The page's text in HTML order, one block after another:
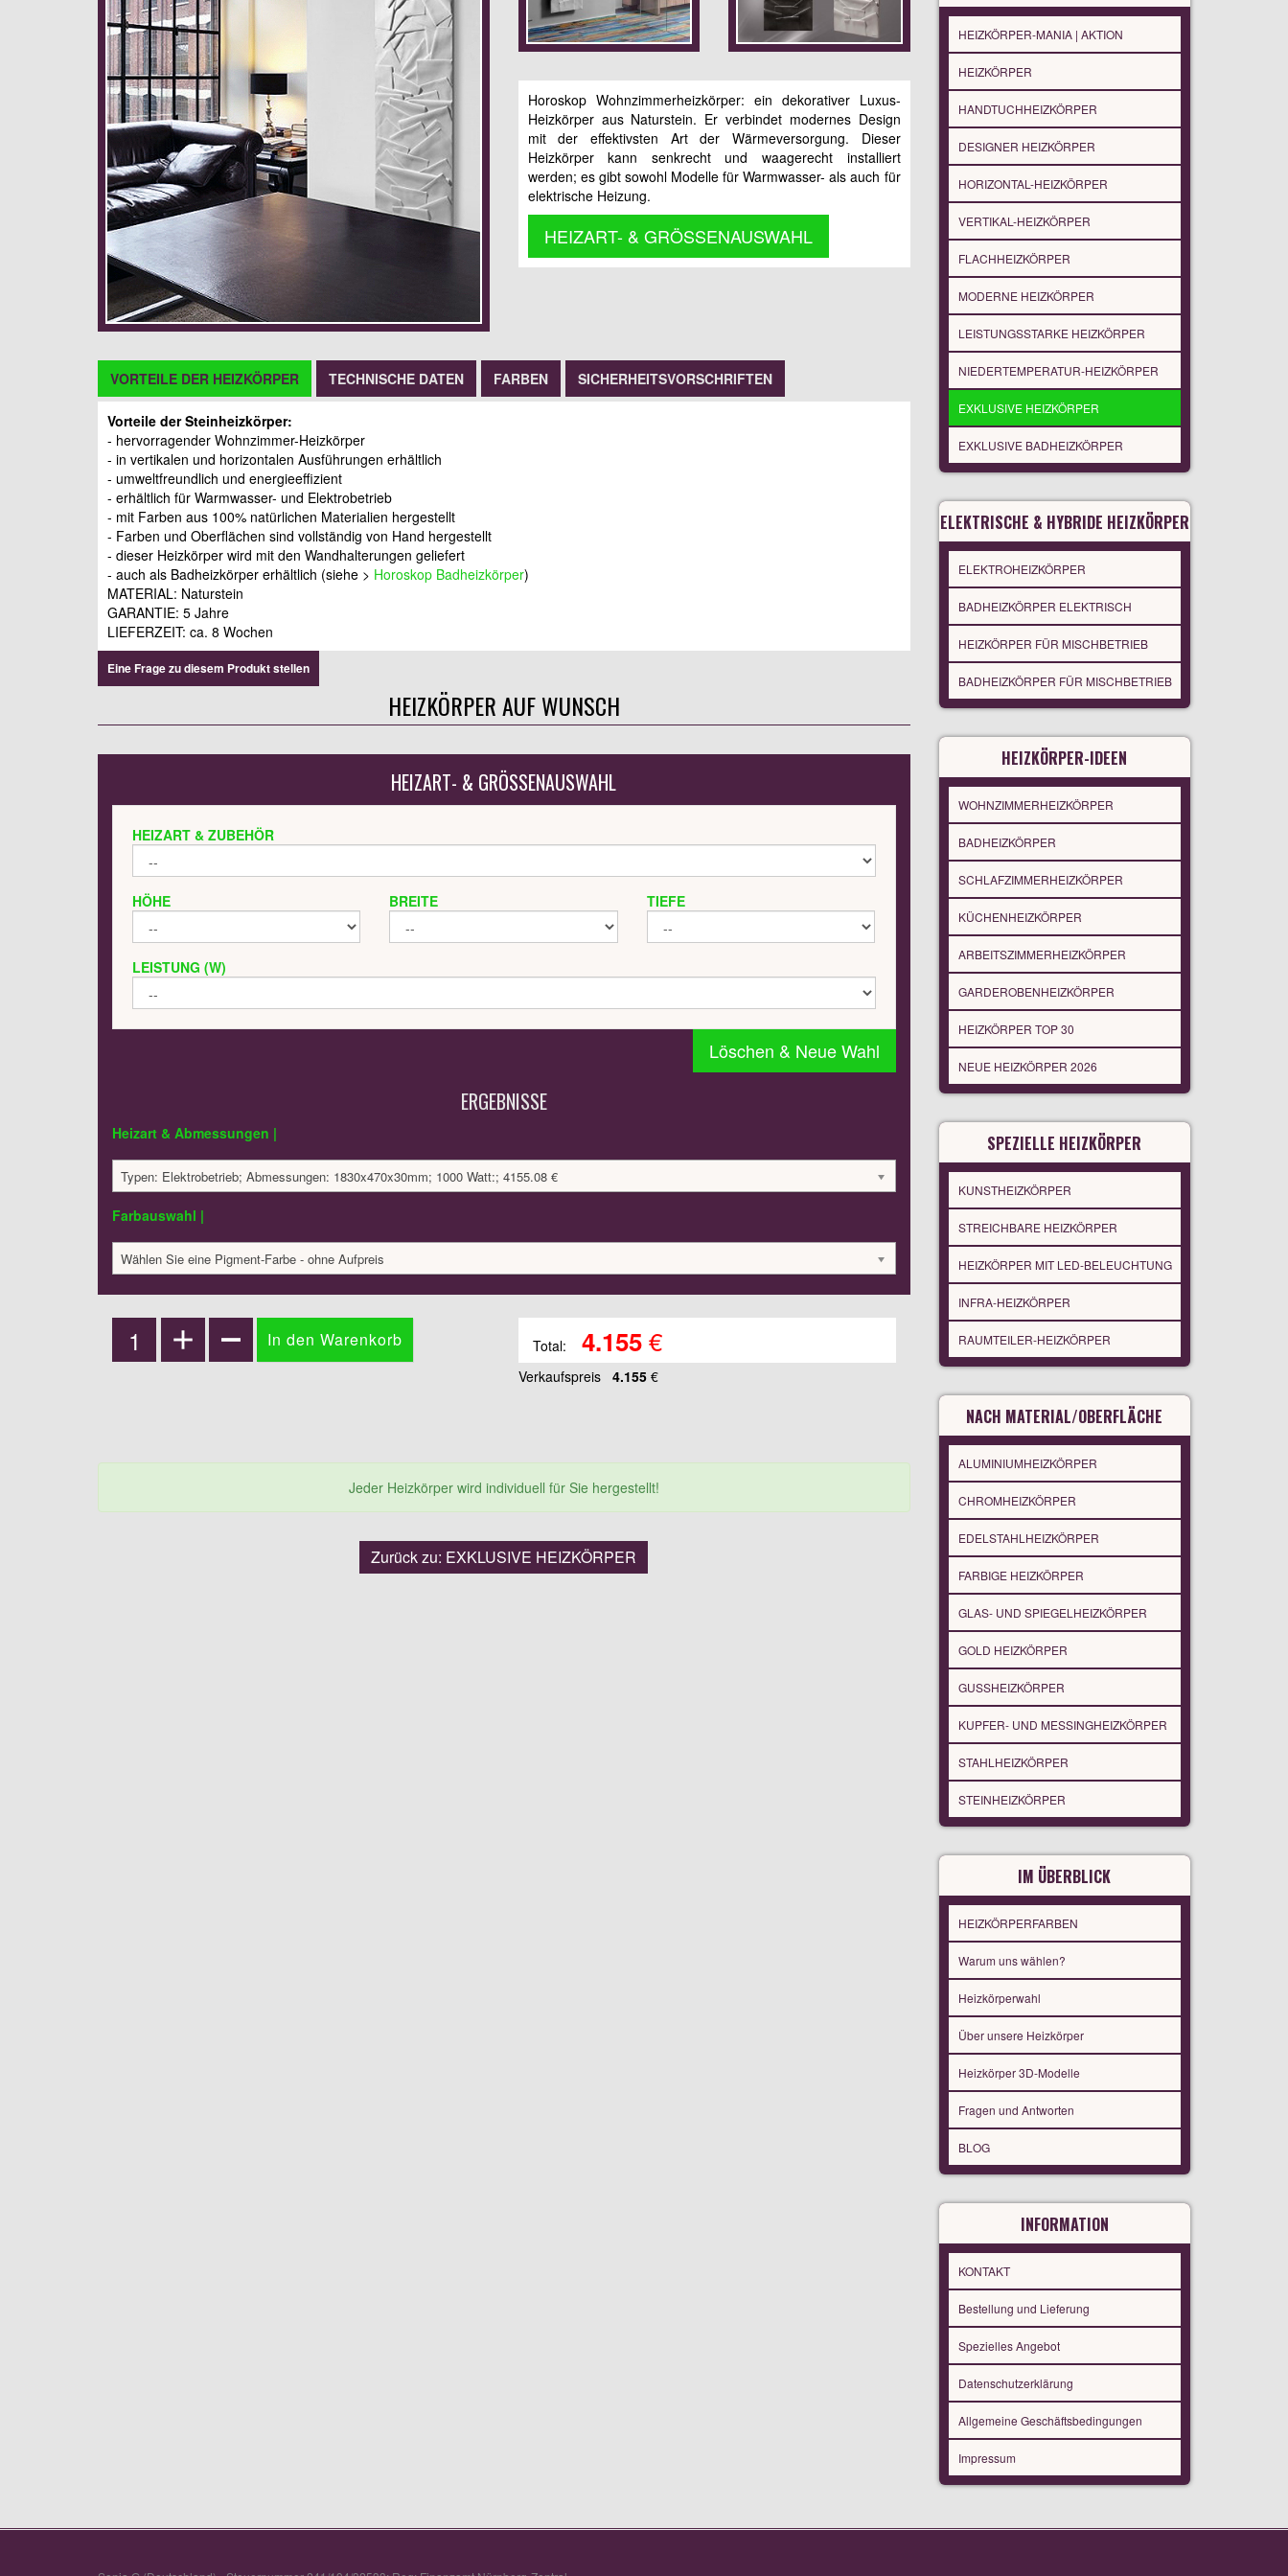
Horoskop Wohnzimmerheizkörper: ein dekorativer Luxus-
Heizkörper aus Naturstein. Er verbindet modernes Design
mit der effektivsten Art der Wärmeversorgung. Dieser
Heizkörper kann senkrecht und waagerecht installiert
werden; es gibt sowohl Modelle für Warmwasser- als auch für
elektrische Heizung.
HEIZART- & GRÖSSENAUSWAHL
VORTEILE DER HEIZKÖRPER TECHNISCHE DATEN FARBEN SICHERHEITSVORSCHRIFTEN
Vorteile der Steinheizkörper:
- hervorragender Wohnzimmer-Heizkörper
- in vertikalen und horizontalen Ausführungen erhältlich
- umweltfreundlich und energieeffizient
- erhältlich für Warmwasser- und Elektrobetrieb
- mit Farben aus 100% natürlichen Materialien hergestellt
- Farben und Oberflächen sind vollständig von Hand hergestellt
- dieser Heizkörper wird mit den Wandhalterungen geliefert
- auch als Badheizkörper erhältlich (siehe > Horoskop Badheizkörper)
MATERIAL: Naturstein
GARANTIE: 5 Jahre
LIEFERZEIT: ca. 8 Wochen
Eine Frage zu diesem Produkt stellen
HEIZKÖRPER AUF WUNSCH
HEIZART- & GRÖSSENAUSWAHL
HEIZART & ZUBEHÖR
HÖHE BREITE TIEFE
LEISTUNG (W)
Löschen & Neue Wahl
ERGEBNISSE
Heizart & Abmessungen |
Typen: Elektrobetrieb; Abmessungen: 1830x470x30mm; 1000 Watt:; 4155.08 €
Farbauswahl |
Wählen Sie eine Pigment-Farbe - ohne Aufpreis
Total: 4.155€
Verkaufspreis 4.155€
Jeder Heizkörper wird individuell für Sie hergestellt!
Zurück zu: EXKLUSIVE HEIZKÖRPER
HEIZKÖRPER-MANIA | AKTION
HEIZKÖRPER
HANDTUCHHEIZKÖRPER
DESIGNER HEIZKÖRPER
HORIZONTAL-HEIZKÖRPER
VERTIKAL-HEIZKÖRPER
FLACHHEIZKÖRPER
MODERNE HEIZKÖRPER
LEISTUNGSSTARKE HEIZKÖRPER
NIEDERTEMPERATUR-HEIZKÖRPER
EXKLUSIVE HEIZKÖRPER
EXKLUSIVE BADHEIZKÖRPER
ELEKTRISCHE & HYBRIDE HEIZKÖRPER
ELEKTROHEIZKÖRPER
BADHEIZKÖRPER ELEKTRISCH
HEIZKÖRPER FÜR MISCHBETRIEB
BADHEIZKÖRPER FÜR MISCHBETRIEB
HEIZKÖRPER-IDEEN
WOHNZIMMERHEIZKÖRPER
BADHEIZKÖRPER
SCHLAFZIMMERHEIZKÖRPER
KÜCHENHEIZKÖRPER
ARBEITSZIMMERHEIZKÖRPER
GARDEROBENHEIZKÖRPER
HEIZKÖRPER TOP 30
NEUE HEIZKÖRPER 2026
SPEZIELLE HEIZKÖRPER
KUNSTHEIZKÖRPER
STREICHBARE HEIZKÖRPER
HEIZKÖRPER MIT LED-BELEUCHTUNG
INFRA-HEIZKÖRPER
RAUMTEILER-HEIZKÖRPER
NACH MATERIAL/OBERFLÄCHE
ALUMINIUMHEIZKÖRPER
CHROMHEIZKÖRPER
EDELSTAHLHEIZKÖRPER
FARBIGE HEIZKÖRPER
GLAS- UND SPIEGELHEIZKÖRPER
GOLD HEIZKÖRPER
GUSSHEIZKÖRPER
KUPFER- UND MESSINGHEIZKÖRPER
STAHLHEIZKÖRPER
STEINHEIZKÖRPER
IM ÜBERBLICK
HEIZKÖRPERFARBEN
Warum uns wählen?
Heizkörperwahl
Über unsere Heizkörper
Heizkörper 3D-Modelle
Fragen und Antworten
BLOG
INFORMATION
KONTAKT
Bestellung und Lieferung
Spezielles Angebot
Datenschutzerklärung
Allgemeine Geschäftsbedingungen
Impressum